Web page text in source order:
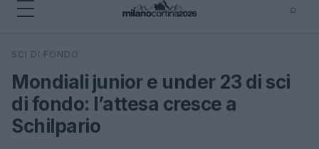
⌕
Cerca
SCI DI FONDO
Mondiali junior e under 23 di sci
di fondo: l’attesa cresce a
Schilpario